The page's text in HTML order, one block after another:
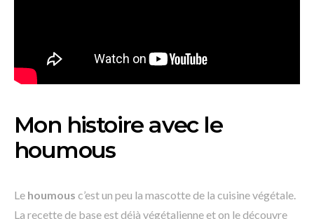
Mon histoire avec le
houmous
Le houmous c’est un peu la mascotte de la cuisine végétale.
La recette de base est déjà végétalienne et on le découvre